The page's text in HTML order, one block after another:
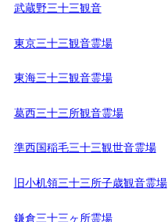
武蔵野三十三観音
東京三十三観音霊場
東海三十三観音霊場
葛西三十三所観音霊場
準西国稲毛三十三観世音霊場
旧小机領三十三所子歳観音霊場
鎌倉三十三ヶ所霊場